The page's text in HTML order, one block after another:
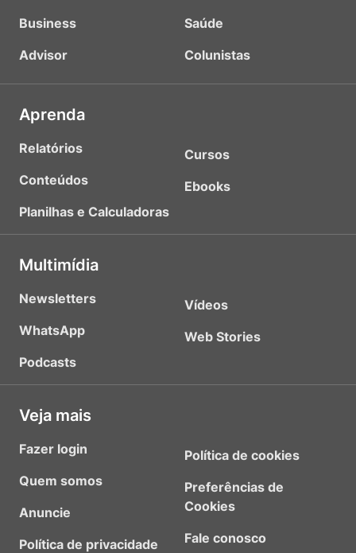
Business
Advisor
Saúde
Colunistas
Aprenda
Relatórios
Conteúdos
Planilhas e Calculadoras
Cursos
Ebooks
Multimídia
Newsletters
WhatsApp
Podcasts
Vídeos
Web Stories
Veja mais
Fazer login
Quem somos
Anuncie
Política de privacidade
Política de cookies
Preferências de
Cookies
Fale conosco